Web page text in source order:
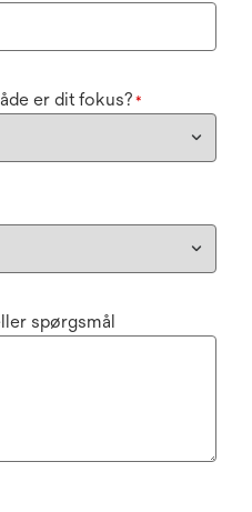
er dit fokus? *
spørgsmål